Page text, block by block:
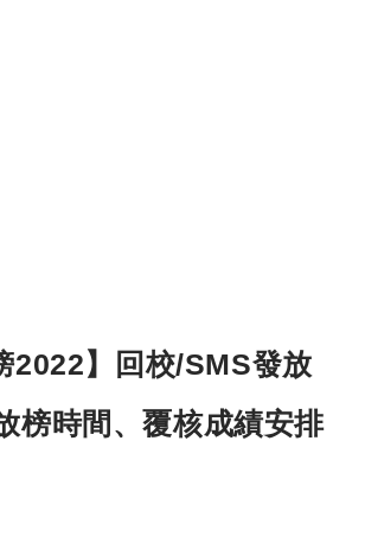
2022】回校/SMS發放
榜時間、覆核成績安排